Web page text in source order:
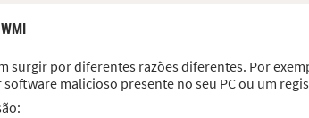
surgir por diferentes razões diferentes. Por
malicioso presente no seu PC ou um